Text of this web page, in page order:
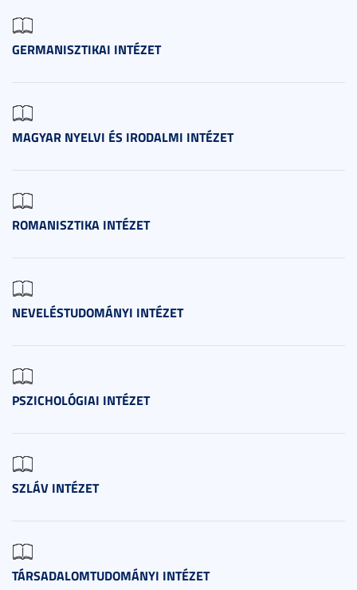
GERMANISZTIKAI INTÉZET
MAGYAR NYELVI ÉS IRODALMI INTÉZET
ROMANISZTIKA INTÉZET
NEVELÉSTUDOMÁNYI INTÉZET
PSZICHOLÓGIAI INTÉZET
SZLÁV INTÉZET
TÁRSADALOMTUDOMÁNYI INTÉZET